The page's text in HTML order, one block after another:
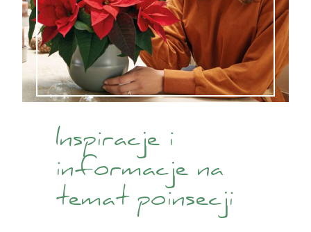
Inspiracje i
informacje na
temat poinsecji